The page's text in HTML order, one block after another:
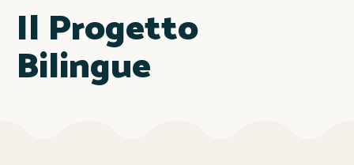
Il Progetto
Bilingue